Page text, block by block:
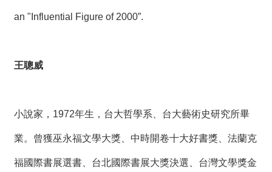
an "Influential Figure of 2000”.
王聰威
小說家，1972年生，台大哲學系、台大藝術史研究所畢
業。曾獲巫永福文學大獎、中時開卷十大好書獎、法蘭克
福國際書展選書、台北國際書展大獎決選、台灣文學獎金